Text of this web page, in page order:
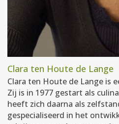
Clara ten Houte de Lange
Clara ten Houte de Lange is
Zij is in 1977 gestart als
heeft zich daarna als
gespecialiseerd in het